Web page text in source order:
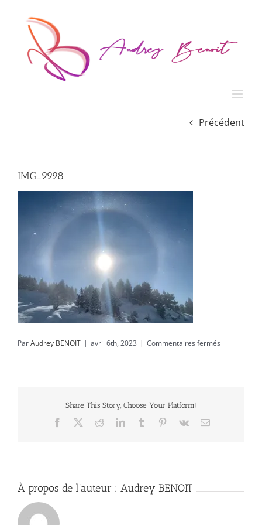
contenu
Précédent
IMG_9998
ParAudrey BENOIT | avril 6th, 2023 | Commentaires fermés
Share This Story, Choose Your Platform!
Facebook RedditLinkedInTumblr Pinterest
Vk Email
À propos de l'auteur : Audrey BENOIT